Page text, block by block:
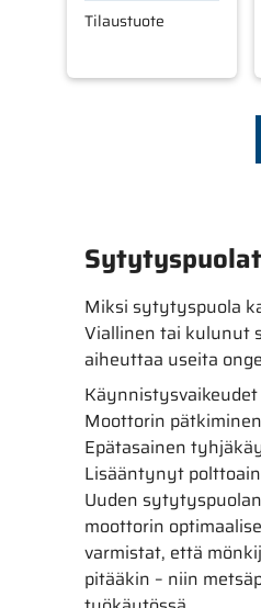
Tilaustuote
Sytytyspuolat
Miksi sytytyspuola
Viallinen tai kulunut
aiheuttaa useita
Käynnistysvaikeudet
Moottorin
Epätasainen
Lisääntynyt
Uuden
moottorin
varmistat, että
pitääkin – niin